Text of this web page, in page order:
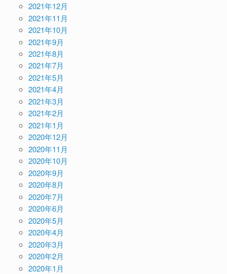
2021年12月
2021年11月
2021年10月
2021年9月
2021年8月
2021年7月
2021年5月
2021年4月
2021年3月
2021年2月
2021年1月
2020年12月
2020年11月
2020年10月
2020年9月
2020年8月
2020年7月
2020年6月
2020年5月
2020年4月
2020年3月
2020年2月
2020年1月